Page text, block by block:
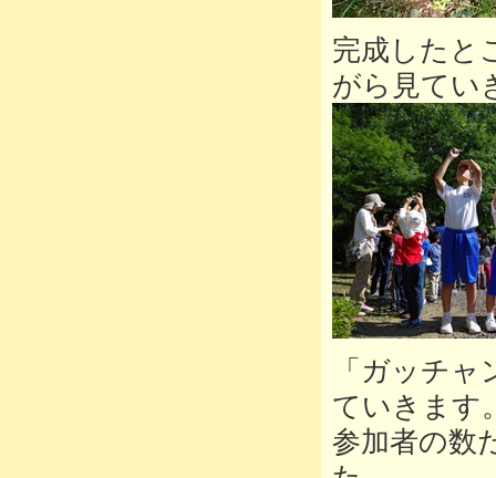
完成したと
がら見てい
「ガッチ
ていきます
参加者の数